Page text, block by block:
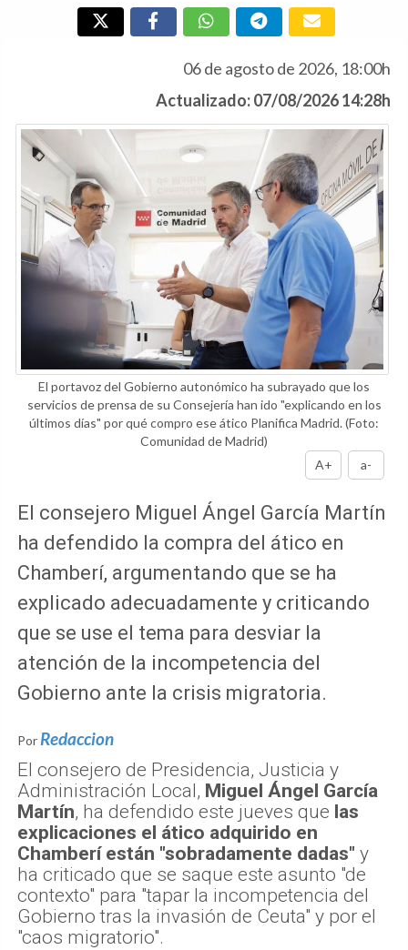
06 de agosto de 2026, 18:00h
Actualizado: 07/08/2026 14:28h
El portavoz del Gobierno autonómico ha subrayado que los
servicios de prensa de su Consejería han ido "explicando en los
últimos días" por qué compro ese ático Planifica Madrid.(Foto:
Comunidad de Madrid)
A+
a-
El consejero Miguel Ángel García Martín
ha defendido la compra del ático en
Chamberí, argumentando que se ha
explicado adecuadamente y criticando
que se use el tema para desviar la
atención de la incompetencia del
Gobierno ante la crisis migratoria.
Por Redaccion
El consejero de Presidencia, Justicia y
Administración Local, Miguel Ángel García
Martín, ha defendido este jueves que las
explicaciones el ático adquirido en
Chamberí están "sobradamente dadas" y
ha criticado que se saque este asunto "de
contexto" para "tapar la incompetencia del
Gobierno tras la invasión de Ceuta" y por el
"caos migratorio".